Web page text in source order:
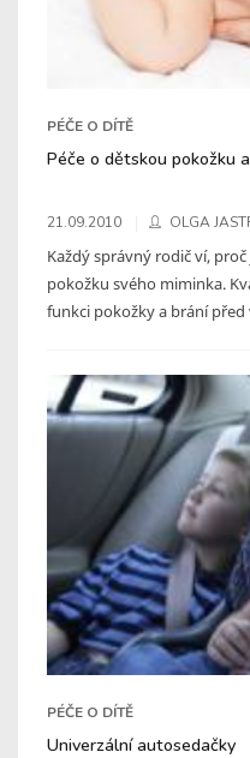
PÉČE O DÍTĚ
Péče o dětskou pokožku
21.09.2010 OLGA
Každý správný rodič ví,
pokožku svého miminka.
funkci pokožky a brání před
PÉČE O DÍTĚ
Univerzální autosedačky